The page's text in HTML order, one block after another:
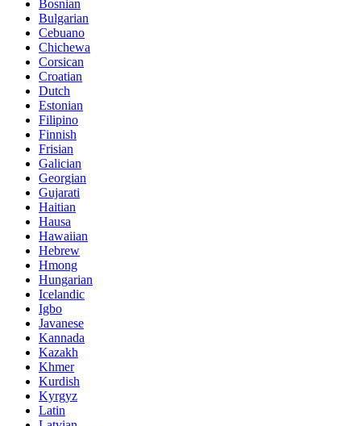
Bosnian
Bulgarian
Cebuano
Chichewa
Corsican
Croatian
Dutch
Estonian
Filipino
Finnish
Frisian
Galician
Georgian
Gujarati
Haitian
Hausa
Hawaiian
Hebrew
Hmong
Hungarian
Icelandic
Igbo
Javanese
Kannada
Kazakh
Khmer
Kurdish
Kyrgyz
Latin